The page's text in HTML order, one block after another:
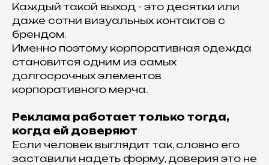
Каждый такой выход - это десятки или
даже сотни визуальных контактов с
брендом.
Именно поэтому корпоративная одежда
становится одним из самых
долгосрочных элементов
корпоративного мерча.
Реклама работает только тогда,
когда ей доверяют
Если человек выглядит так, словно его
заставили надеть форму, доверия это не